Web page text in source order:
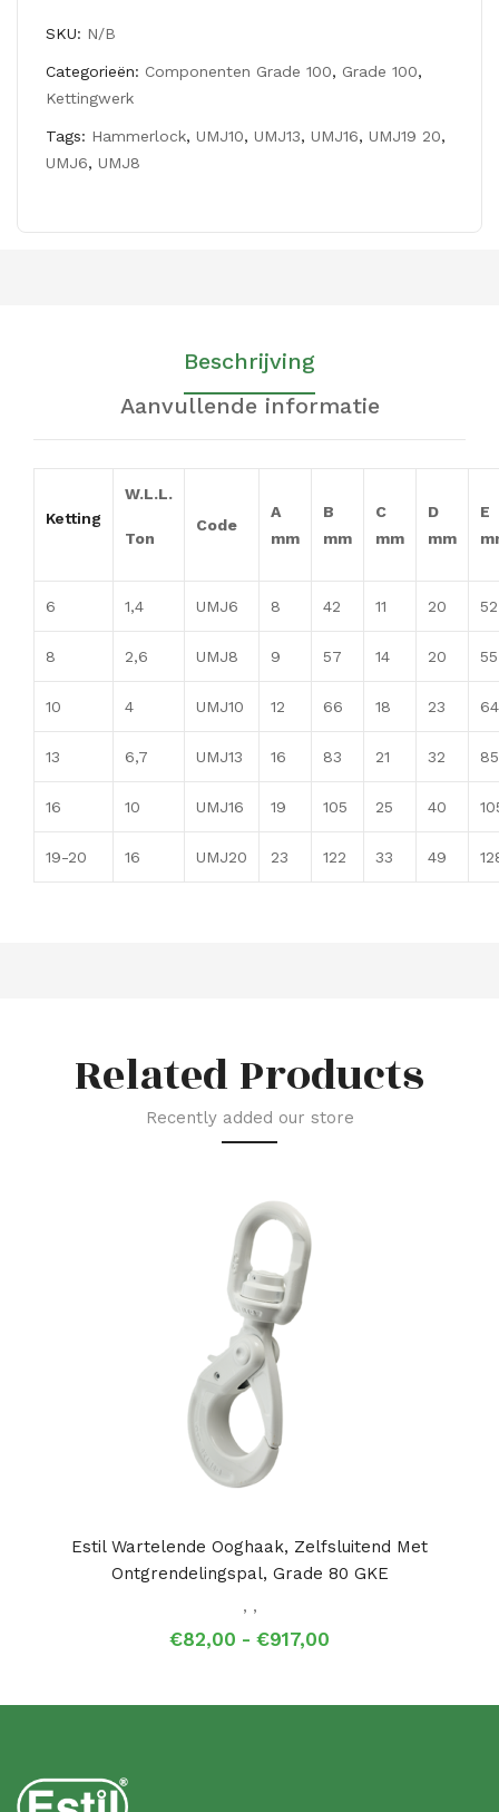
SKU: N/B
Categorieën: Componenten Grade 100, Grade 100,
Kettingwerk
Tags: Hammerlock, UMJ10, UMJ13, UMJ16, UMJ19 20,
UMJ6, UMJ8
Beschrijving
Aanvullende informatie
Ketting
W.L.L.
Ton
Code
A
mm
B
mm
C
mm
D
mm
E
6 1,4 UMJ6 8 42 11 20 52
8 2,6 UMJ8 9 57 14 20 55
10 4 UMJ10 12 66 18 23 64
13 6,7 UMJ13 16 83 21 32 85
16 10 UMJ16 19 105 25 40
19-20 16 UMJ20 23 122 33 49
Related Products
Recently added our store
Estil Wartelende Ooghaak, Zelfsluitend Met
Ontgrendelingspal, Grade 80 GKE
, ,
€82,00 - €917,00